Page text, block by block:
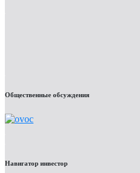
Общественные обсуждения
Навигатор инвестор